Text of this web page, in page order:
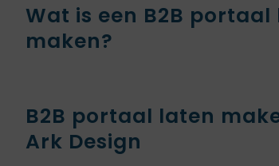
Wat is een B2B portaal
maken?
B2B portaal laten
Ark Design